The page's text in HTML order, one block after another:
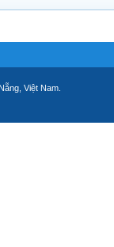
Việt Nam.